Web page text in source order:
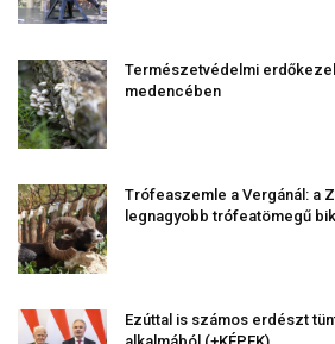
Természetvédelmi
medencében
Trófeaszemle a Vergánál: a
legnagyobb trófeatömegű
Ezúttal is számos erdészt